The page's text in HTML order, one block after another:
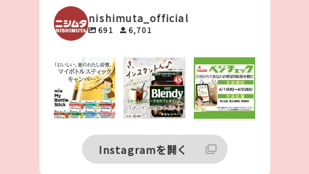
nishimuta_official
691 6,701
「おいしい。夏
のわたし習慣。
�マイボトルス
ティックキャン
ペーン」開催！
...
【キャンペーン
情報】
📸レシートで簡
単応募！...
43
0
【手のひらでわ
かる！あなたの
野菜不足🥦
✋】...
27
0
Instagramを開く